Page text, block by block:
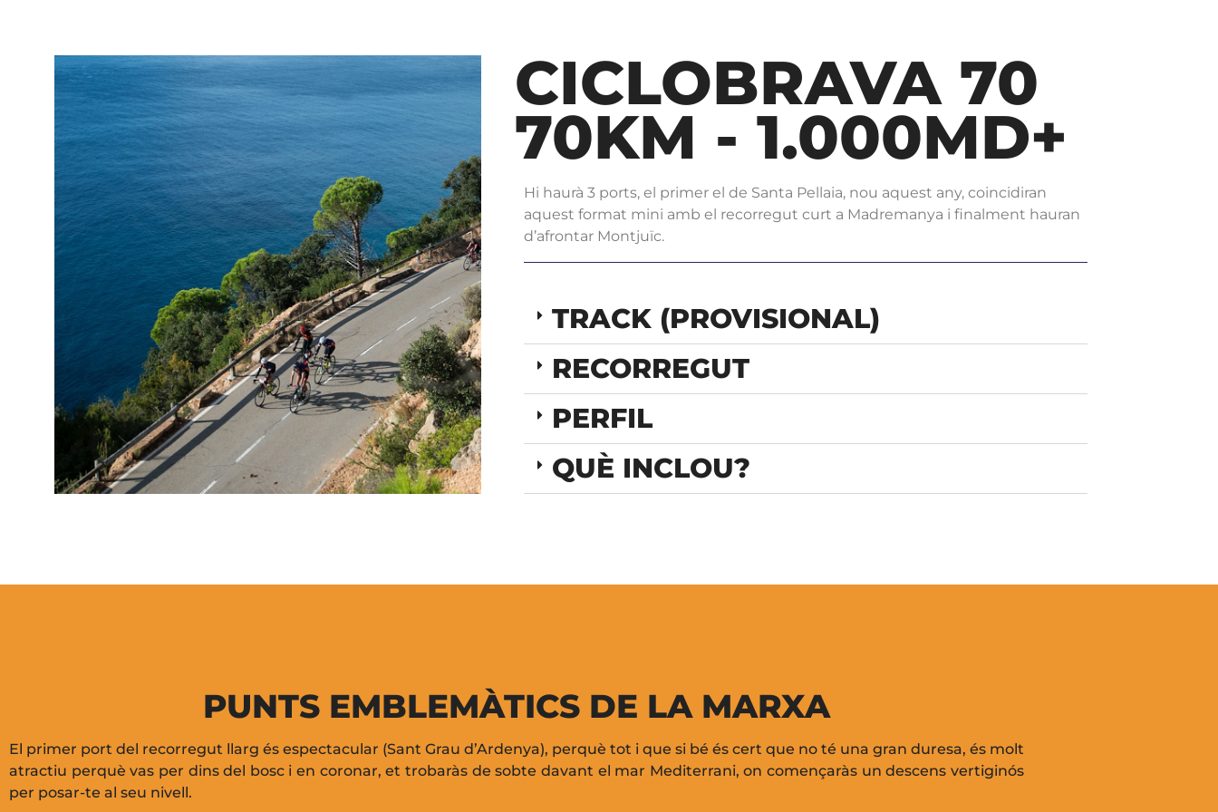
CICLOBRAVA 70
70KM - 1.000MD+
Hi haurà 3 ports, el primer el de Santa Pellaia, nou aquest any, coincidiran
aquest format mini amb el recorregut curt a Madremanya i finalment hauran
d’afrontar Montjuïc.
TRACK (PROVISIONAL)
RECORREGUT
PERFIL
QUÈ INCLOU?
PUNTS EMBLEMÀTICS DE LA MARXA
El primer port del recorregut llarg és espectacular (Sant Grau d’Ardenya), perquè tot i que si bé és cert que no té una gran duresa, és molt
atractiu perquè vas per dins del bosc i en coronar, et trobaràs de sobte davant el mar Mediterrani, on començaràs un descens vertiginós
per posar-te al seu nivell.